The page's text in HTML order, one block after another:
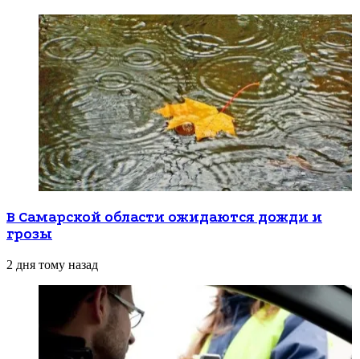
В Самарской области ожидаются дожди и
грозы
2 дня тому назад